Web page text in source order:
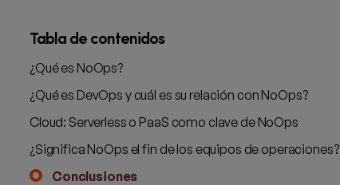
Tabla de contenidos
¿Qué es NoOps?
¿Qué es DevOps y cuál es su relación con NoOps?
Cloud: Serverless o PaaS como clave de NoOps
¿Significa NoOps el fin de los equipos de operaciones?
Conclusiones